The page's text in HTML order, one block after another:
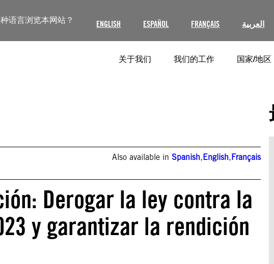
语言浏览本网站？ ENGLISH ESPAÑOL FRANÇAIS العربية
关于我们 我们的工作 国家/地区
Also available inSpanish,English,Français
Derogar la ley contra la
y garantizar la rendición